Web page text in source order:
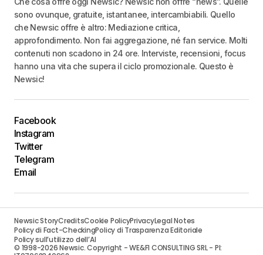
sono ovunque, gratuite, istantanee, intercambiabili. Quello
che Newsic offre è altro: Mediazione critica,
approfondimento. Non fai aggregazione, né fan service. Molti
contenuti non scadono in 24 ore. Interviste, recensioni, focus
hanno una vita che supera il ciclo promozionale. Questo è
Newsic!
Facebook
Instagram
Twitter
Telegram
Email
Newsic StoryCreditsCookie PolicyPrivacyLegal Notes
Policy di Fact-CheckingPolicy di Trasparenza Editoriale
Policy sull’utilizzo dell’AI
© 1998-2026 Newsic. Copyright - WE&FI CONSULTING SRL - PI: